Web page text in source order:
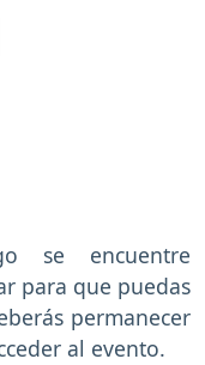
se encuentre
para que puedas
permanecer
al evento.